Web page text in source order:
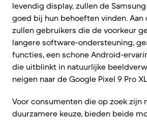
levendig display, zullen de
goed bij hun behoeften vinden. Aan
zullen gebruikers die de voorkeur
langere software-ondersteuning,
functies, een schone Android-
die uitblinkt in natuurlijke
neigen naar de Google Pixel 9 Pro
Voor consumenten die op zoek zijn
duurzamere keuze, bieden beide